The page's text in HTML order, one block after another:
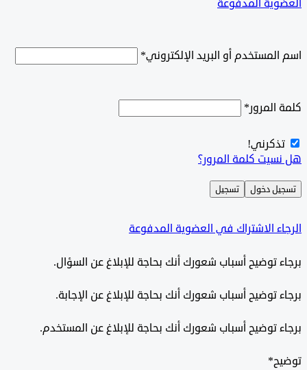
المدفوعة
أو البريد الإلكتروني*
*
كلمة المرور؟
دخول تسجيل
الاشتراك في العضوية المدفوعة
توضيح أسباب شعورك أنك بحاجة للإبلاغ عن السؤال.
توضيح أسباب شعورك أنك بحاجة للإبلاغ عن الإجابة.
توضيح أسباب شعورك أنك بحاجة للإبلاغ عن المستخدم.
*